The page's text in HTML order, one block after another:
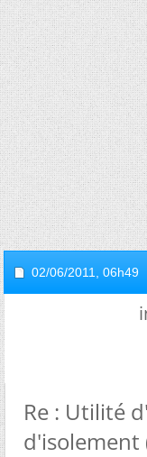
02/06/2011, 06h49
Re : Utilité
d'isolement